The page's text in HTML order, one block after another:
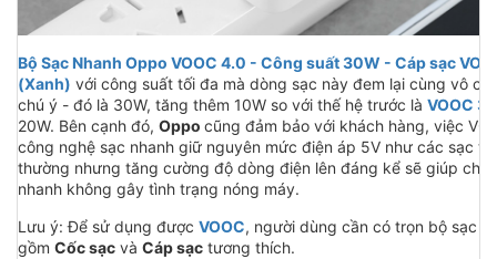
Bộ Sạc Nhanh Oppo VOOC 4.0 - Công suất 30W - Cáp sạc
(Xanh) với công suất tối đa mà dòng sạc này đem lại cùng vô
chú ý - đó là 30W, tăng thêm 10W so với thế hệ trước là VOOC
20W. Bên cạnh đó, Oppo cũng đảm bảo với khách hàng, việc
công nghệ sạc nhanh giữ nguyên mức điện áp 5V như các sạc
thường nhưng tăng cường độ dòng điện lên đáng kể sẽ giúp cho
nhanh không gây tình trạng nóng máy.
Lưu ý: Để sử dụng được VOOC, người dùng cần có trọn bộ sạc
gồm Cốc sạc và Cáp sạc tương thích.